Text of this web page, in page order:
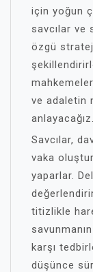
için yoğun
savcılar ve
özgü
ve adaletin
anlayacağız.
Savcılar,
vaka
yaparlar.
titizlikle
karşı
düşünce